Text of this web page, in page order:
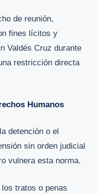
de reunión,
fines lícitos y
Valdés Cruz durante
restricción directa
Humanos
detención o el
sin orden judicial
vulnera esta norma.
tratos o penas